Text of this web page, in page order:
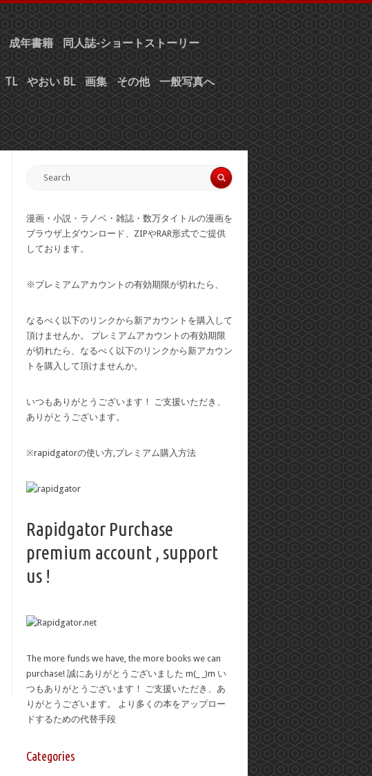
成年書籍 同人誌-ショートストーリー
TL やおい BL 画集 その他 一般写真へ
漫画・小説・ラノベ・雑誌・数万タイトルの漫画を
ブラウザ上ダウンロード、ZIPやRAR形式でご提供
しております。
※プレミアムアカウントの有効期限が切れたら、
なるべく以下のリンクから新アカウントを購入して
頂けませんか。 プレミアムアカウントの有効期限
が切れたら、なるべく以下のリンクから新アカウン
トを購入して頂けませんか。
いつもありがとうございます！ ご支援いただき、
ありがとうございます。
※rapidgatorの使い方,プレミアム購入方法
Rapidgator Purchase
premium account , support
us !
The more funds we have, the more books we can
purchase! 誠にありがとうございました m(_ _)m い
つもありがとうございます！ ご支援いただき、あ
りがとうございます。 より多くの本をアップロー
ドするための代替手段
Categories